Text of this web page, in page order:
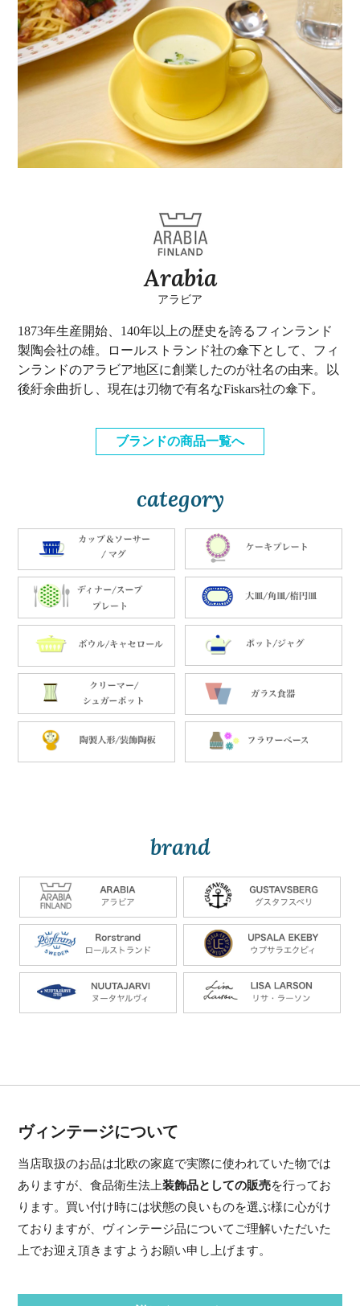
Arabia
アラビア
1873年生産開始、140年以上の歴史を誇るフィンランド
製陶会社の雄。ロールストランド社の傘下として、フィ
ンランドのアラビア地区に創業したのが社名の由来。以
後紆余曲折し、現在は刃物で有名なFiskars社の傘下。
ブランドの商品一覧へ
category
brand
ヴィンテージについて
当店取扱のお品は北欧の家庭で実際に使われていた物では
ありますが、食品衛生法上装飾品としての販売を行ってお
ります。買い付け時には状態の良いものを選ぶ様に心がけ
ておりますが、ヴィンテージ品についてご理解いただいた
上でお迎え頂きますようお願い申し上げます。